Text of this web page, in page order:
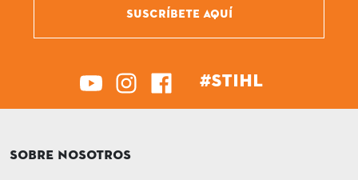
SUSCRÍBETE AQUÍ
#STIHL
SOBRE NOSOTROS